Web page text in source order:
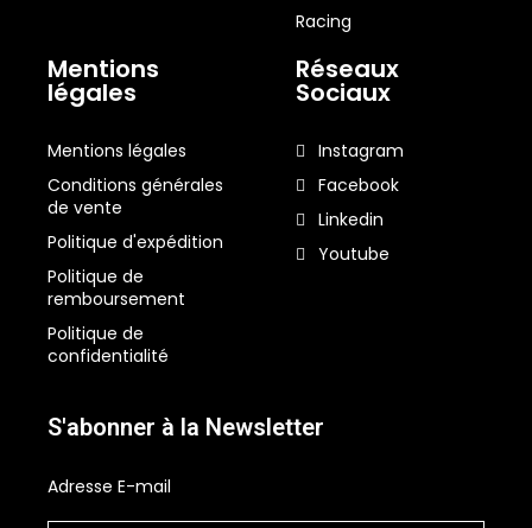
Racing
Mentions
légales
Mentions légales
Conditions générales
de vente
Politique d'expédition
Politique de
remboursement
Politique de
confidentialité
Réseaux
Sociaux
Instagram
Facebook
Linkedin
Youtube
S'abonner à la Newsletter
Adresse E-mail